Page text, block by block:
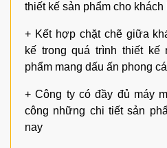
thiết kế sản phẩm cho khách
+ Kết hợp chặt chẽ giữa
kế trong quá trình thiết kế
phẩm mang dấu ấn phong
+ Công ty có đầy đủ máy
công những chi tiết sản
nay